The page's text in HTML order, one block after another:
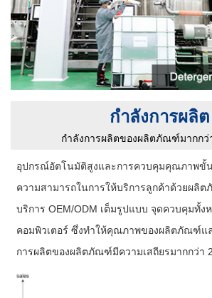
กำลังการผลิต
กำลังการผลิตของผลิตภัณฑ์มากกว่
อุปกรณ์อัตโนมัติสูงและการควบคุมคุณภาพขั้น
ความสามารถในการให้บริการลูกค้าด้วยผลิ
บริการ OEM/ODM เต็มรูปแบบ จุดควบคุมทั้ง
คอมพิวเตอร์ ซึ่งทำให้คุณภาพของผลิตภัณฑ์แ
การผลิตของผลิตภัณฑ์มีความเสถียรมากกว่า